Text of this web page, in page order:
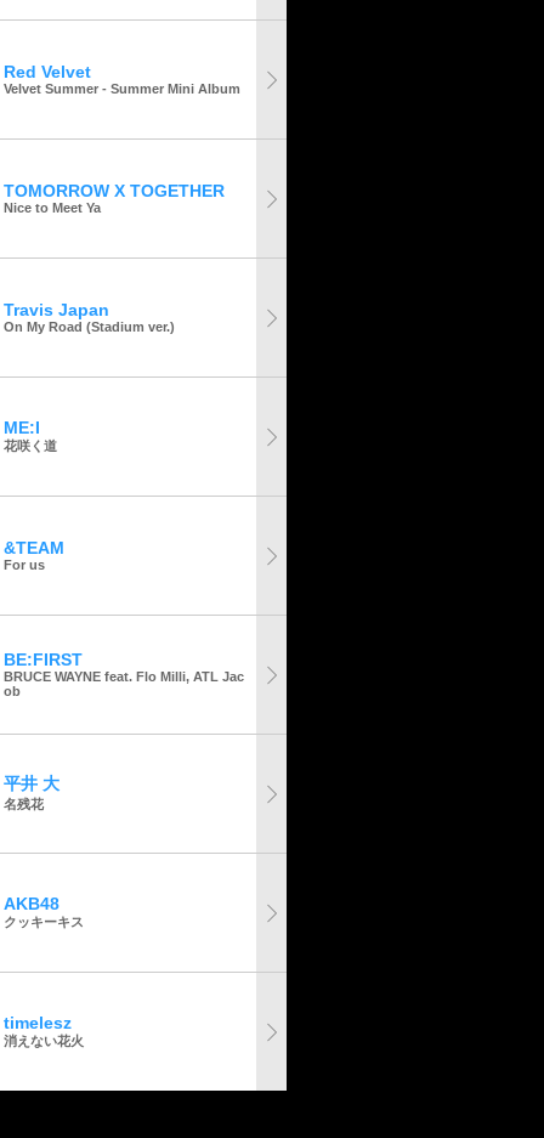
Red Velvet
Velvet Summer - Summer Mini Album
TOMORROW X TOGETHER
Nice to Meet Ya
Travis Japan
On My Road (Stadium ver.)
ME:I
花咲く道
&TEAM
For us
BE:FIRST
BRUCE WAYNE feat. Flo Milli, ATL Jac
ob
平井 大
名残花
AKB48
クッキーキス
timelesz
消えない花火